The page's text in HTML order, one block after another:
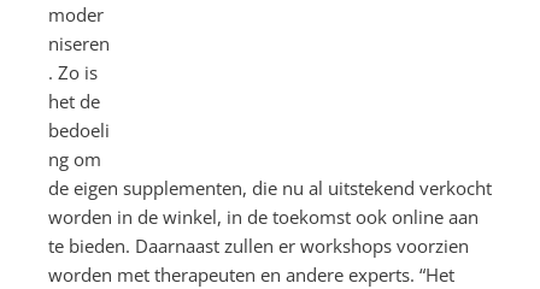
moder
niseren
. Zo is
het de
bedoeli
ng om
de eigen supplementen, die nu al uitstekend verkocht
worden in de winkel, in de toekomst ook online aan
te bieden. Daarnaast zullen er workshops voorzien
worden met therapeuten en andere experts. “Het